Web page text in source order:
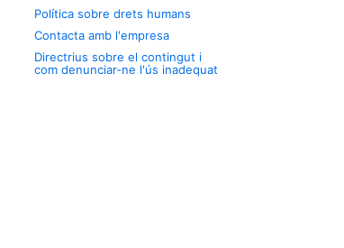
Política sobre drets humans
Contacta amb l'empresa
Directrius sobre el contingut i
com denunciar-ne l'ús inadequat